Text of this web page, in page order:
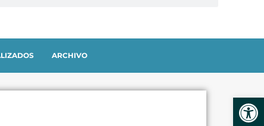
ARCHIVO